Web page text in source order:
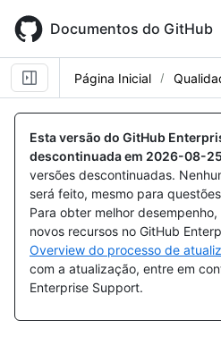
main
content
Documentos do GitHub
Página Inicial
Esta versão do GitHub
descontinuada em 2026-08-25
versões descontinuadas.
será feito, mesmo para
Para obter melhor
novos recursos no GitHub
Overview do processo de
com a atualização, entre em
Enterprise Support.